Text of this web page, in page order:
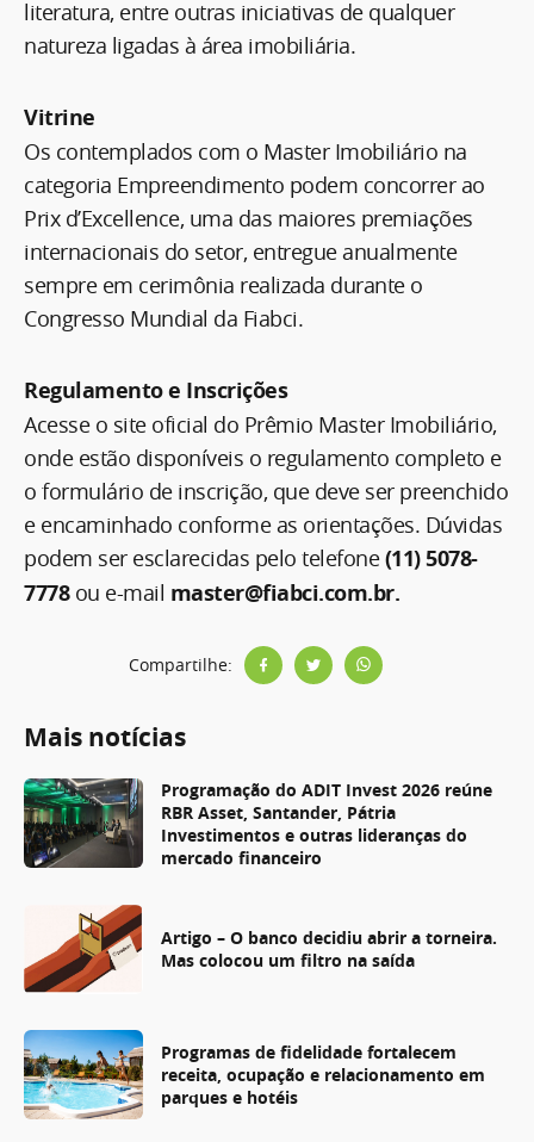
literatura, entre outras iniciativas de qualquer
natureza ligadas à área imobiliária.
Vitrine
Os contemplados com o Master Imobiliário na
categoria Empreendimento podem concorrer ao
Prix d’Excellence, uma das maiores premiações
internacionais do setor, entregue anualmente
sempre em cerimônia realizada durante o
Congresso Mundial da Fiabci.
Regulamento e Inscrições
Acesse o site oficial do Prêmio Master Imobiliário,
onde estão disponíveis o regulamento completo e
o formulário de inscrição, que deve ser preenchido
e encaminhado conforme as orientações. Dúvidas
podem ser esclarecidas pelo telefone(11) 5078-
7778ou e-mail master@fiabci.com.br.
Compartilhe:
Mais notícias
Programação do ADIT Invest 2026 reúne
RBR Asset, Santander, Pátria
Investimentos e outras lideranças do
mercado financeiro
Artigo – O banco decidiu abrir a torneira.
Mas colocou um filtro na saída
Programas de fidelidade fortalecem
receita, ocupação e relacionamento em
parques e hotéis